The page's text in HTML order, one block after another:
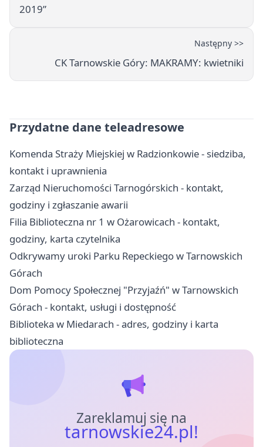
2019”
Następny >>
CK Tarnowskie Góry: MAKRAMY: kwietniki
Przydatne dane teleadresowe
Komenda Straży Miejskiej w Radzionkowie - siedziba,
kontakt i uprawnienia
Zarząd Nieruchomości Tarnogórskich - kontakt,
godziny i zgłaszanie awarii
Filia Biblioteczna nr 1 w Ożarowicach - kontakt,
godziny, karta czytelnika
Odkrywamy uroki Parku Repeckiego w Tarnowskich
Górach
Dom Pomocy Społecznej "Przyjaźń" w Tarnowskich
Górach - kontakt, usługi i dostępność
Biblioteka w Miedarach - adres, godziny i karta
biblioteczna
Zareklamuj się na
tarnowskie24.pl!